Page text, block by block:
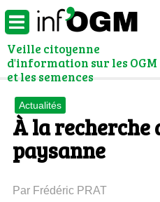
Veille citoyenne
d'information sur les OGM
et les semences
Actualités
À la recherche
paysanne
Par Frédéric PRAT